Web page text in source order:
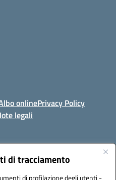
di tracciamento
di profilazione degli utenti -
onlinePrivacy Policy
legali
MADDALONI (CE)